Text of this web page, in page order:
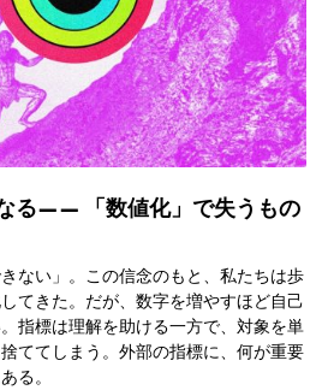
なる—— 「数値化」で失うもの
ない」。この信念のもと、私たちは歩
てきた。だが、数字を増やすほど自己
指標は理解を助ける一方で、対象を単
ててしまう。外部の指標に、何が重要
る。